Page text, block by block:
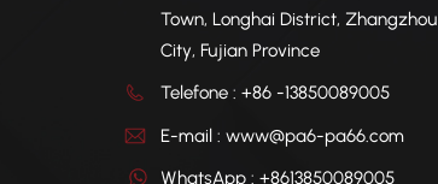
Town, Longhai District, Zhangzhou
City, Fujian Province
Telefone : +86 -13850089005
E-mail : www@pa6-pa66.com
WhatsApp : +8613850089005